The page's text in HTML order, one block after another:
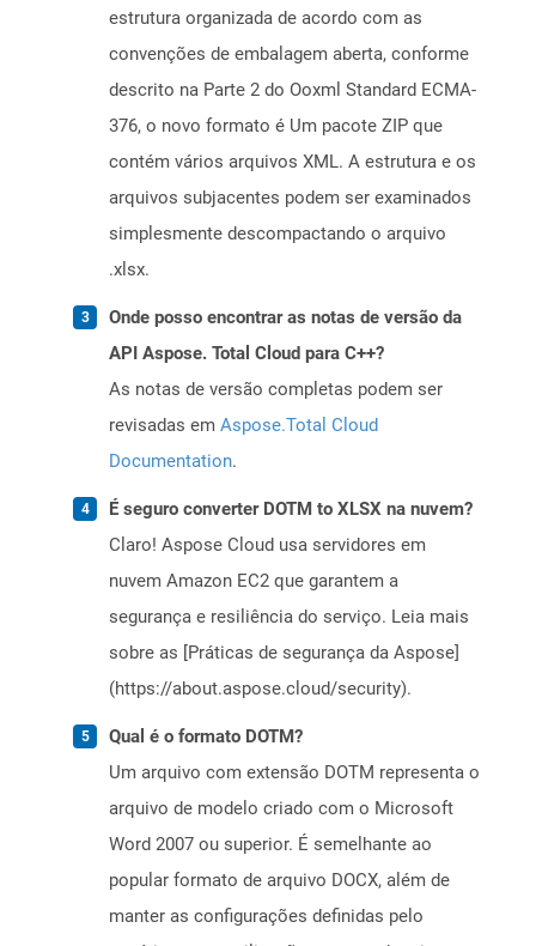
estrutura organizada de acordo com as
convenções de embalagem aberta, conforme
descrito na Parte 2 do Ooxml Standard ECMA-
376, o novo formato é Um pacote ZIP que
contém vários arquivos XML. A estrutura e os
arquivos subjacentes podem ser examinados
simplesmente descompactando o arquivo
.xlsx.
Onde posso encontrar as notas de versão da
API Aspose. Total Cloud para C++?
As notas de versão completas podem ser
revisadas em Aspose.Total Cloud
Documentation.
É seguro converter DOTM to XLSX na nuvem?
Claro! Aspose Cloud usa servidores em
nuvem Amazon EC2 que garantem a
segurança e resiliência do serviço. Leia mais
sobre as [Práticas de segurança da Aspose]
(https://about.aspose.cloud/security).
Qual é o formato DOTM?
Um arquivo com extensão DOTM representa o
arquivo de modelo criado com o Microsoft
Word 2007 ou superior. É semelhante ao
popular formato de arquivo DOCX, além de
manter as configurações definidas pelo